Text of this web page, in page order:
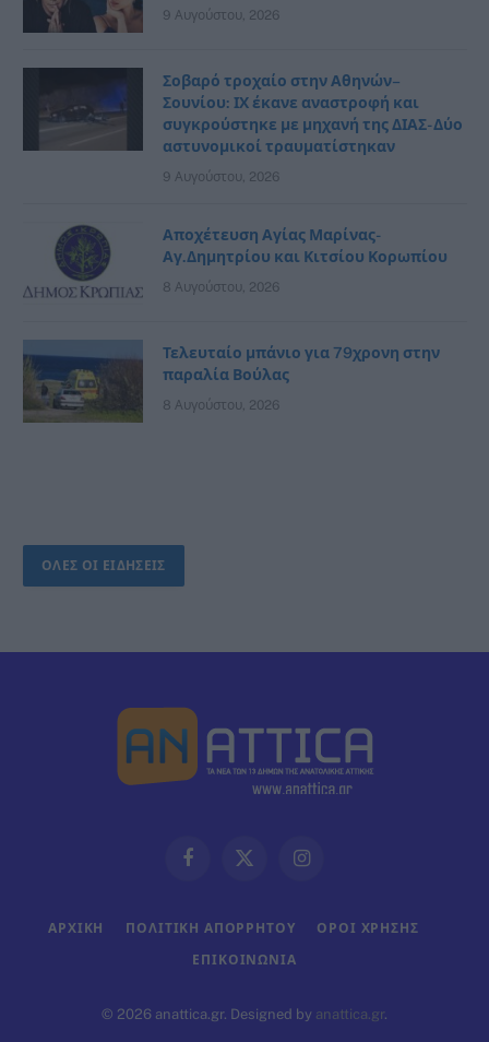
9 Αυγούστου, 2026
Σοβαρό τροχαίο στην Αθηνών–
Σουνίου: ΙΧ έκανε αναστροφή και
συγκρούστηκε με μηχανή της ΔΙΑΣ- Δύο
αστυνομικοί τραυματίστηκαν
9 Αυγούστου, 2026
Αποχέτευση Αγίας Μαρίνας-
Αγ.Δημητρίου και Κιτσίου Κορωπίου
8 Αυγούστου, 2026
Τελευταίο μπάνιο για 79χρονη στην
παραλία Βούλας
8 Αυγούστου, 2026
ΟΛΕΣ ΟΙ ΕΙΔΗΣΕΙΣ
FacebookX
Instagram
ΑΡΧΙΚΗ ΠΟΛΙΤΙΚΗ ΑΠΟΡΡΗΤΟΥ ΟΡΟΙ ΧΡΗΣΗΣ
ΕΠΙΚΟΙΝΩΝΊΑ
© 2026 anattica.gr. Designed by anattica.gr.